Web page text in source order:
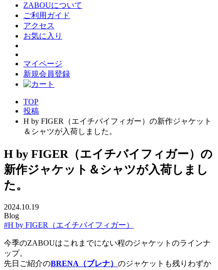
ZABOUについて
ご利用ガイド
アクセス
お気に入り
マイページ
新規会員登録
TOP
投稿
H by FIGER（エイチバイフィガー）の新作ジャケット
＆シャツが入荷しました。
H by FIGER（エイチバイフィガー）の
新作ジャケット＆シャツが入荷しまし
た。
2024.10.19
Blog
#H by FIGER（エイチバイフィガー）
今季のZABOUはこれまでにない程のジャケットのラインナ
ップ。
先日ご紹介のBRENA（ブレナ） のジャケットも残りわずか